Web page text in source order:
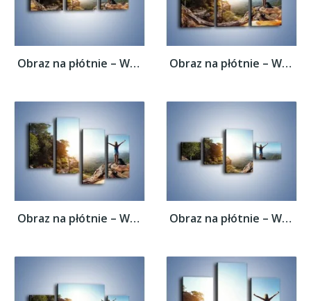
Obraz na płótnie – Wolność siła i piękno –... Obraz na płótnie – Wolność siła i piękno –...
Obraz na płótnie – Wolność siła i piękno –... Obraz na płótnie – Wolność siła i piękno –...